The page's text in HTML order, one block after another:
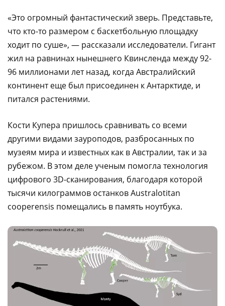
«Это огромный фантастический зверь. Представьте,
что кто-то размером с баскетбольную площадку
ходит по суше», — рассказали исследователи. Гигант
жил на равнинах нынешнего Квинсленда между 92-
96 миллионами лет назад, когда Австралийский
континент еще был присоединен к Антарктиде, и
питался растениями.
Кости Купера пришлось сравнивать со всеми
другими видами зауроподов, разбросанных по
музеям мира и известных как в Австралии, так и за
рубежом. В этом деле ученым помогла технология
цифрового 3D-сканирования, благодаря которой
тысячи килограммов останков Australotitan
cooperensis помещались в память ноутбука.